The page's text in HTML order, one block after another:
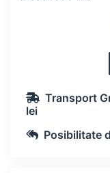
Transport
lei
Posibilitate